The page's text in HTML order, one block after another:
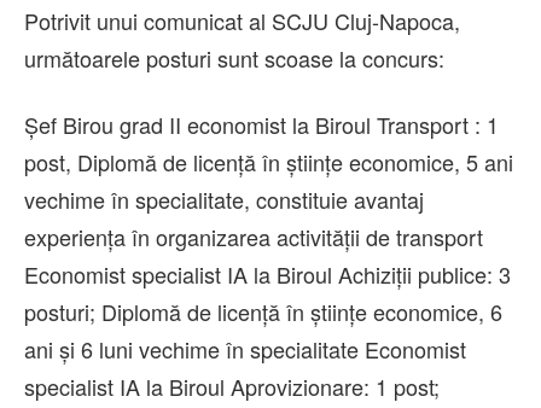
Potrivit unui comunicat al SCJU Cluj-Napoca,
următoarele posturi sunt scoase la concurs:
Şef Birou grad II economist la Biroul Transport : 1
post, Diplomă de licenţă în ştiinţe economice, 5 ani
vechime în specialitate, constituie avantaj
experienţa în organizarea activităţii de transport
Economist specialist IA la Biroul Achiziții publice: 3
posturi; Diplomă de licenţă în ştiinţe economice, 6
ani şi 6 luni vechime în specialitate Economist
specialist IA la Biroul Aprovizionare: 1 post;